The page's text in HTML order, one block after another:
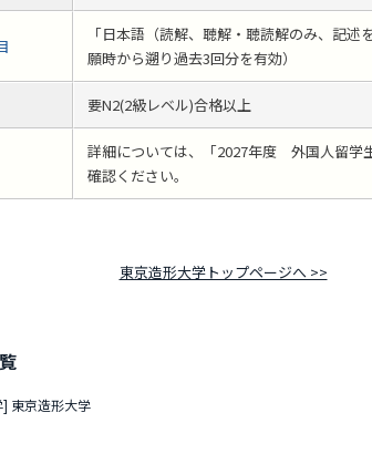
「日本語（読解、聴解・聴読解のみ、記
願時から遡り過去3回分を有効）
要N2(2級レベル)合格以上
詳細については、「2027年度 外国人留
確認ください。
東京造形大学トップページへ >>
] 東京造形大学